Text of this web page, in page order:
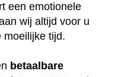
een emotionele
wij altijd voor u
moeilijke tijd.
betaalbare